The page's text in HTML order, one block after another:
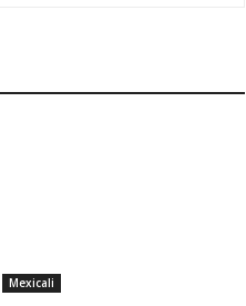
Mexicali